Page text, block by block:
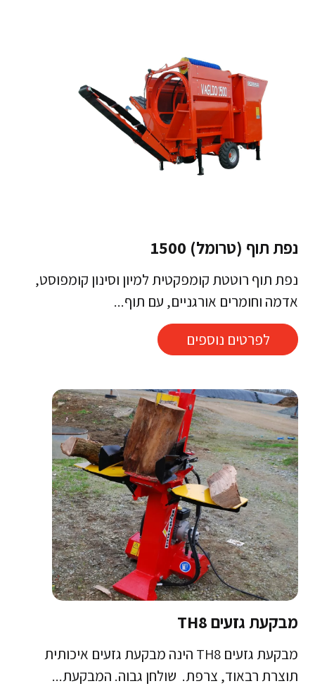
נפת תוף (טרומל) 1500
נפת תוף רוטטת קומפקטית למיון וסינון קומפוסט,
אדמה וחומרים אורגניים, עם תוף...
לפרטים נוספים
מבקעת גזעים TH8
מבקעת גזעים TH8 הינה מבקעת גזעים איכותית
תוצרת רבאוד, צרפת. שולחן גבוה. המבקעת...